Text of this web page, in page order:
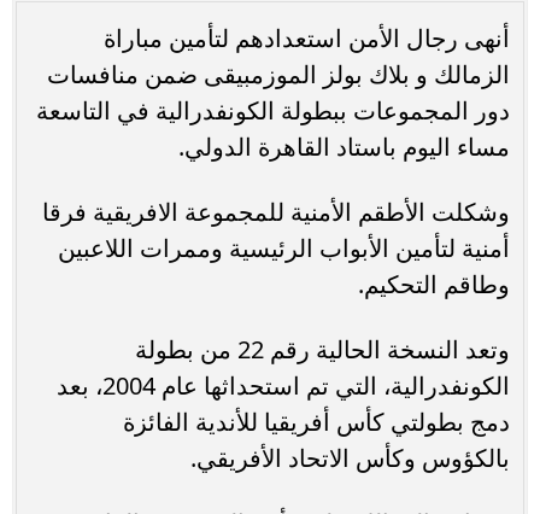
أنهى رجال الأمن استعدادهم لتأمين مباراة
الزمالك و بلاك بولز الموزمبيقى ضمن منافسات
دور المجموعات ببطولة الكونفدرالية في التاسعة
مساء اليوم باستاد القاهرة الدولي.
وشكلت الأطقم الأمنية للمجموعة الافريقية فرقا
أمنية لتأمين الأبواب الرئيسية وممرات اللاعبين
وطاقم التحكيم.
وتعد النسخة الحالية رقم 22 من بطولة
الكونفدرالية، التي تم استحداثها عام 2004، بعد
دمج بطولتي كأس أفريقيا للأندية الفائزة
بالكؤوس وكأس الاتحاد الأفريقي.